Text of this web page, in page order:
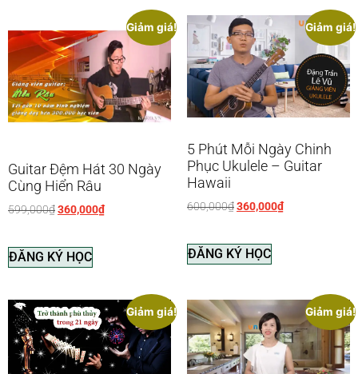
Giảm giá!
Guitar Đệm Hát 30 Ngày
Cùng Hiển Râu
599,000₫360,000₫
ĐĂNG KÝ HỌC
Giảm giá!
5 Phút Mỗi Ngày Chinh
Phục Ukulele – Guitar
Hawaii
600,000₫360,000₫
ĐĂNG KÝ HỌC
Giảm giá! Giảm giá!